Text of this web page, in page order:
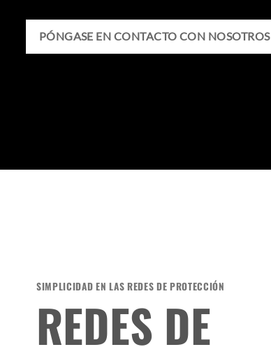
PÓNGASE EN CONTACTO CON NOSOTROS
SIMPLICIDAD EN LAS REDES DE PROTECCIÓN
REDES DE